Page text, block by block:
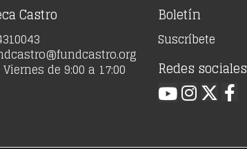
Castro
de 9:00 a 17:00
Boletín
Suscríbete
Redes sociales